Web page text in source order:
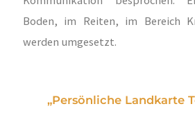
Boden, im Reiten, im Bereich
werden umgesetzt.
„Persönliche Landkarte